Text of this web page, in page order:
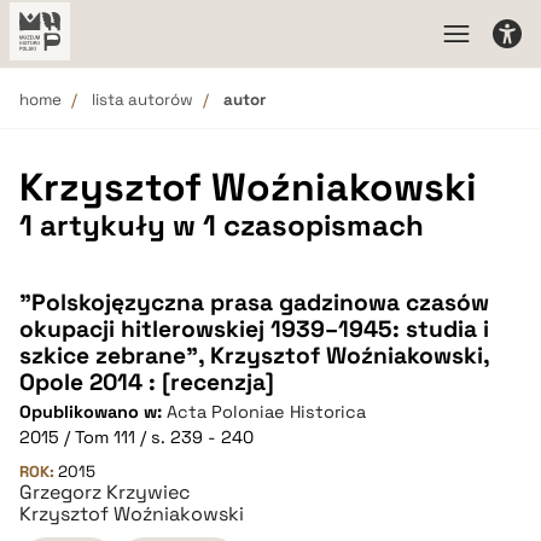
home lista autorów autor
Krzysztof Woźniakowski
1 artykuły w 1 czasopismach
"Polskojęzyczna prasa gadzinowa czasów
okupacji hitlerowskiej 1939–1945: studia i
szkice zebrane", Krzysztof Woźniakowski,
Opole 2014 : [recenzja]
Opublikowano w: Acta Poloniae Historica
2015 / Tom 111 / s. 239 - 240
ROK: 2015
Grzegorz Krzywiec
Krzysztof Woźniakowski